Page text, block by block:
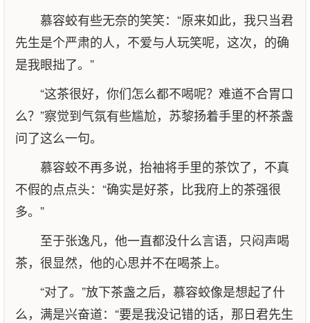
慕容蛟有些无奈的笑笑：“原来如此，我只当君
先生是个严肃的人，不爱与人玩笑呢，这次，的确
是我眼拙了。”
“这茶很好，你们怎么都不喝呢？难道不合胃口
么？”察觉到气氛有些尴尬，苏黎扬着手里的杯茶盏
问了这么一句。
慕容蛟不再多说，抬袖将手里的茶饮了，不真
不假的点点头：“确实是好茶，比我府上的茶强很
多。”
至于张逸凡，他一直都没什么言语，只闷声喝
茶，很显然，他的心思并不在喝茶上。
“对了。”放下茶盏之后，慕容蛟像是想起了什
么，满是兴奋道：“要是我没记错的话，那日君先生